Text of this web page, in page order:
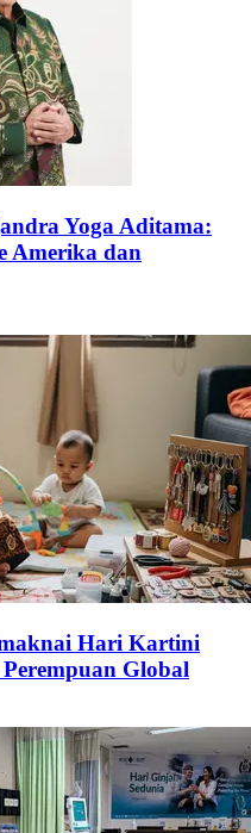
Yoga Aditama:
Amerika dan
Hari Kartini
Global